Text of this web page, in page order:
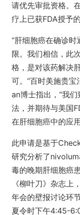
请优先审批资格。
疗上已获FDA授予
“肝细胞癌在确诊
限。我们相信，此
格，是对该药解决
可。”百时美施贵
an博士指出，“我
法，并期待与美国
在肝细胞癌中的应
此申请是基于
研究分析了
毒的晚期肝细胞癌
《柳叶刀》杂志上
年会的壁报讨论环
夏令时下午4:45-